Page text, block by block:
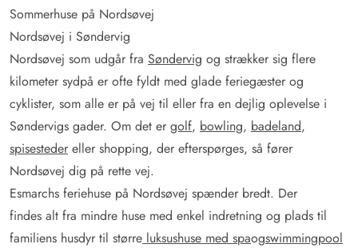
Sommerhuse på Nordsøvej
Nordsøvej i Søndervig
Nordsøvej som udgår fra Søndervig og strækker sig flere
kilometer sydpå er ofte fyldt med glade feriegæster og
cyklister, som alle er på vej til eller fra en dejlig oplevelse i
Søndervigs gader. Om det er golf, bowling, badeland,
spisesteder eller shopping, der efterspørges, så fører
Nordsøvej dig på rette vej.
Esmarchs feriehuse på Nordsøvej spænder bredt. Der
findes alt fra mindre huse med enkel indretning og plads til
familiens husdyr til større luksushuse med spaogswimmingpool